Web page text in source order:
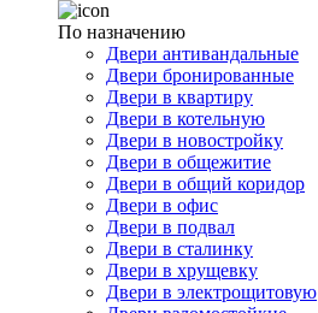
По назначению
Двери антивандальные
Двери бронированные
Двери в квартиру
Двери в котельную
Двери в новостройку
Двери в общежитие
Двери в общий коридор
Двери в офис
Двери в подвал
Двери в сталинку
Двери в хрущевку
Двери в электрощитовую